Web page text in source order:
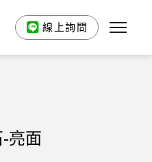
線上詢問
亮面